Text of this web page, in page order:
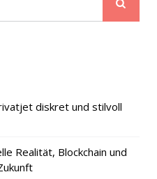
diskret und stilvoll
Realität, Blockchain und